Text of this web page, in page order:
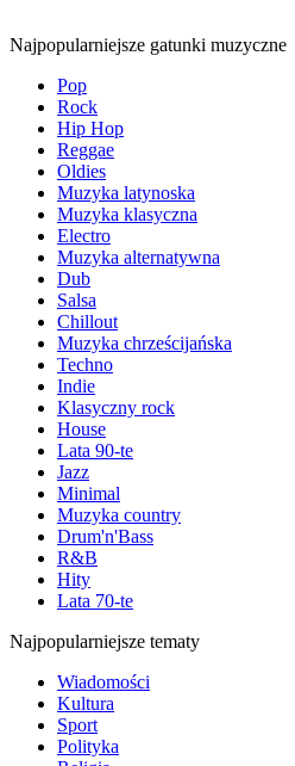
Najpopularniejsze gatunki muzyczne
Pop
Rock
Hip Hop
Reggae
Oldies
Muzyka latynoska
Muzyka klasyczna
Electro
Muzyka alternatywna
Dub
Salsa
Chillout
Muzyka chrześcijańska
Techno
Indie
Klasyczny rock
House
Lata 90-te
Jazz
Minimal
Muzyka country
Drum'n'Bass
R&B
Hity
Lata 70-te
Najpopularniejsze tematy
Wiadomości
Kultura
Sport
Polityka